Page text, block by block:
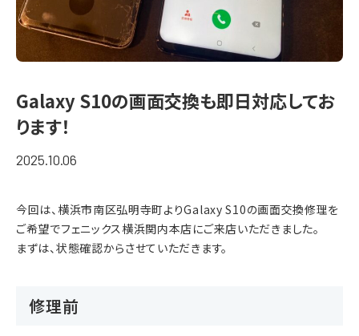
Galaxy S10の画面交換も即日対応してお
ります！
2025.10.06
今回は、横浜市南区弘明寺町よりGalaxy S10の画面交換修理を
ご希望でフェニックス横浜関内本店にご来店いただきました。
まずは、状態確認からさせていただきます。
修理前